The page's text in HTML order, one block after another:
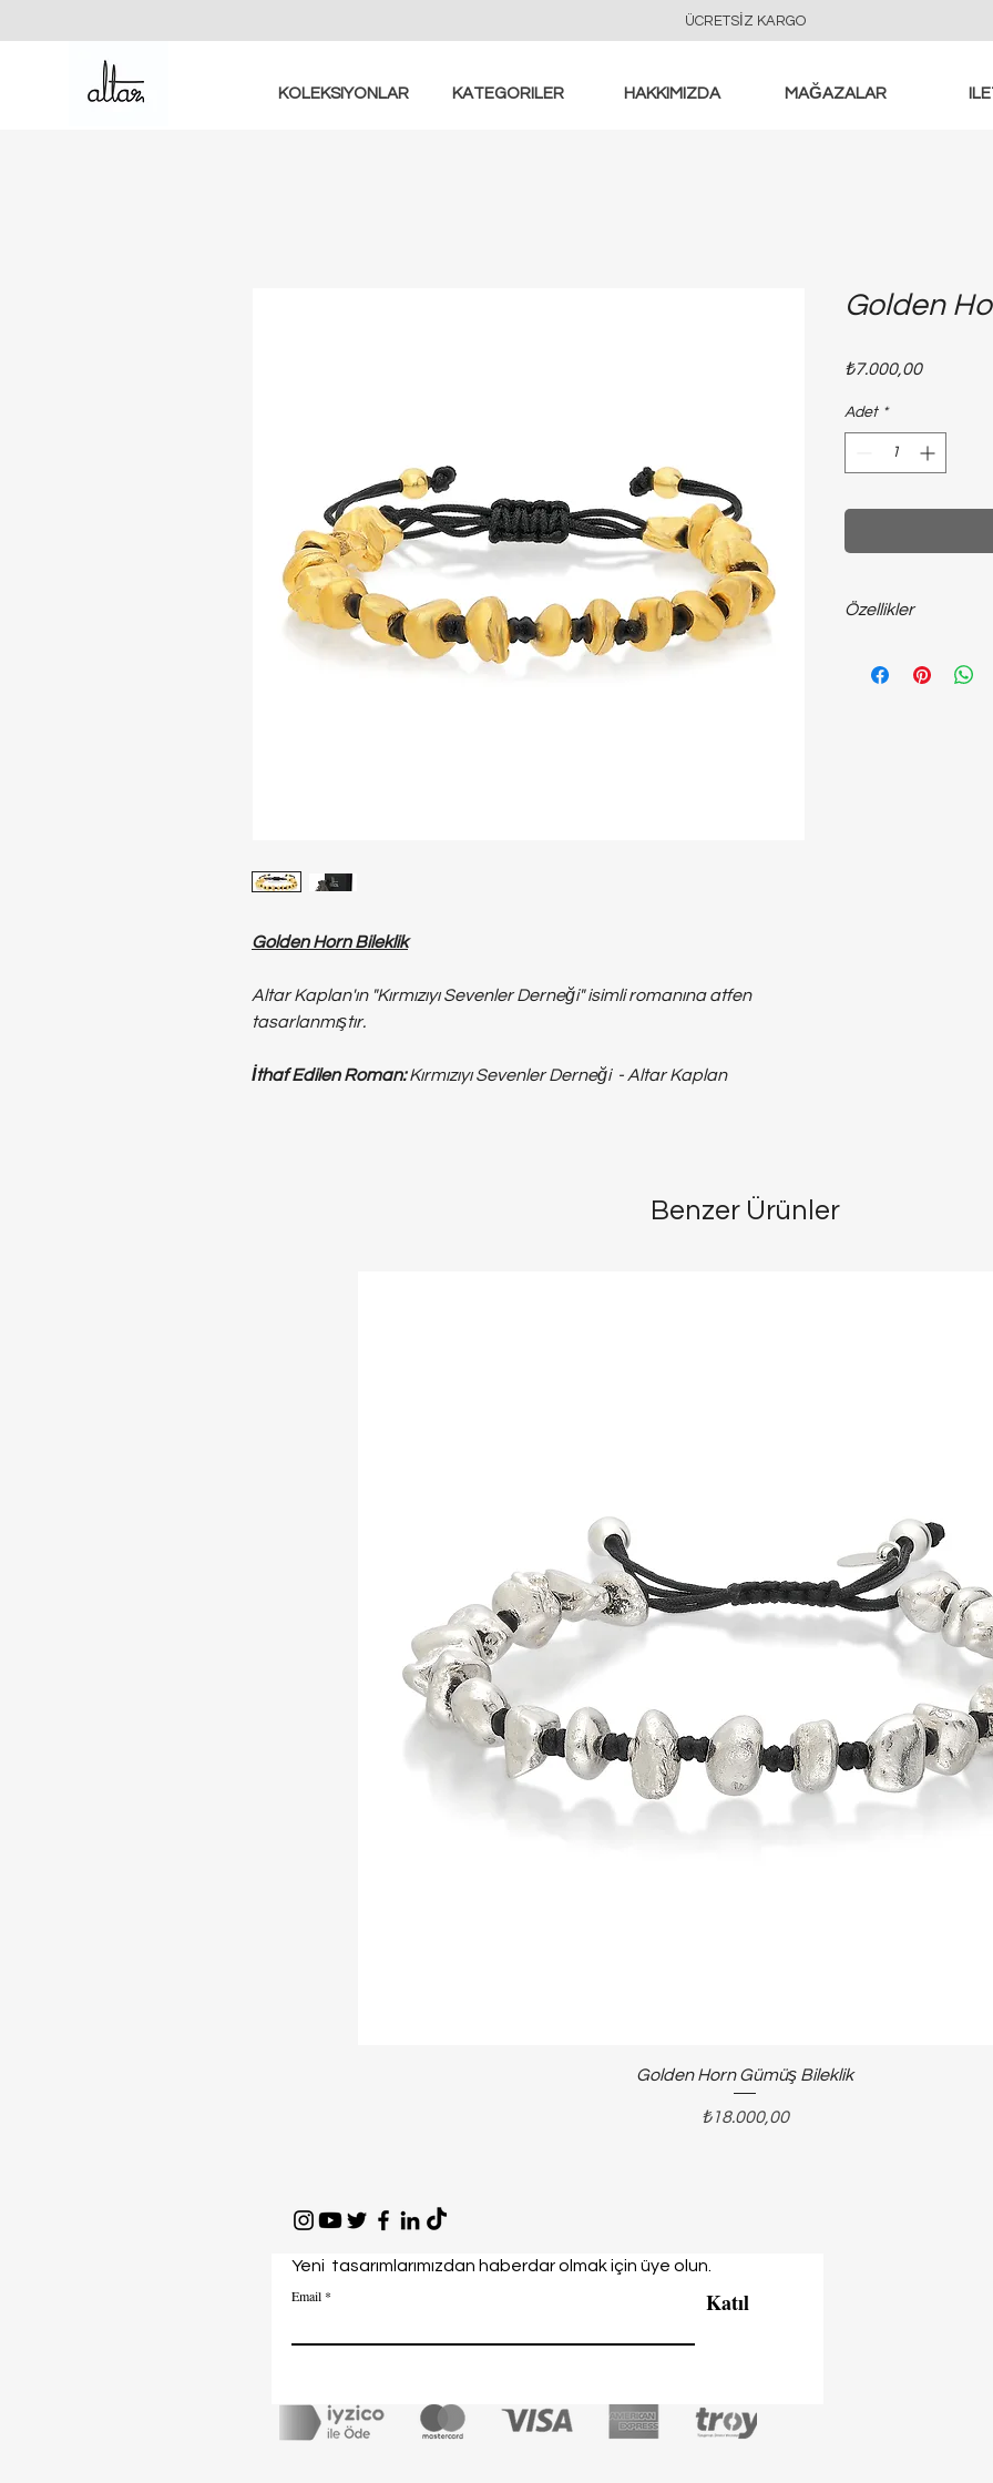
ÜCRETSİZ KARGO
KOLEKSIYONLAR KATEGORILER HAKKIMIZDA MAĞAZALAR
Golden Horn Bileklik
Altar Kaplan'ın "Kırmızıyı Sevenler Derneği" isimli romanına atfen
tasarlanmıştır.
İthaf Edilen Roman:Kırmızıyı Sevenler Derneği - Altar Kaplan
Golden
₺7.000,00Fiyat
Adet *
Özellikler
bileklik...
Benzer Ürünler
Golden Horn Gümüş Bileklik
Fiyat
₺18.000,00
Yeni tasarımlarımızdan haberdar olmak için üye olun.
Email
Katıl